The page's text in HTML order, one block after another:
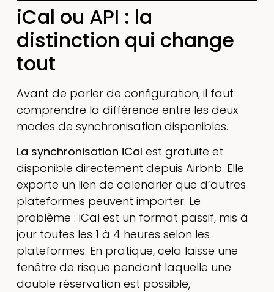
iCal ou API : la
distinction qui change
tout
Avant de parler de configuration, il faut
comprendre la différence entre les deux
modes de synchronisation disponibles.
La synchronisation iCal est gratuite et
disponible directement depuis Airbnb. Elle
exporte un lien de calendrier que d’autres
plateformes peuvent importer. Le
problème : iCal est un format passif, mis à
jour toutes les 1 à 4 heures selon les
plateformes. En pratique, cela laisse une
fenêtre de risque pendant laquelle une
double réservation est possible,